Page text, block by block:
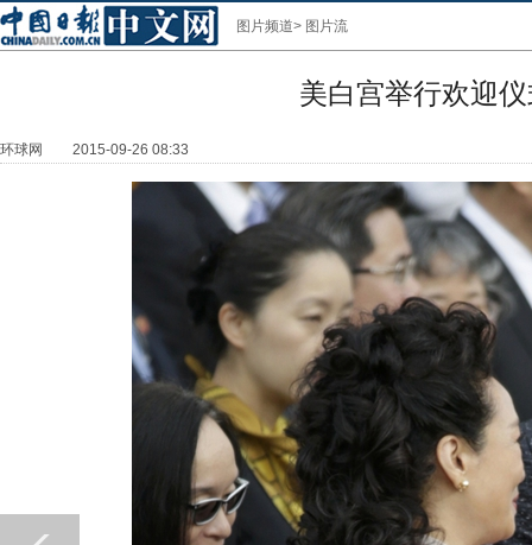
图片频道> 图片流
美白宫举行欢迎
环球网 2015-09-26 08:33